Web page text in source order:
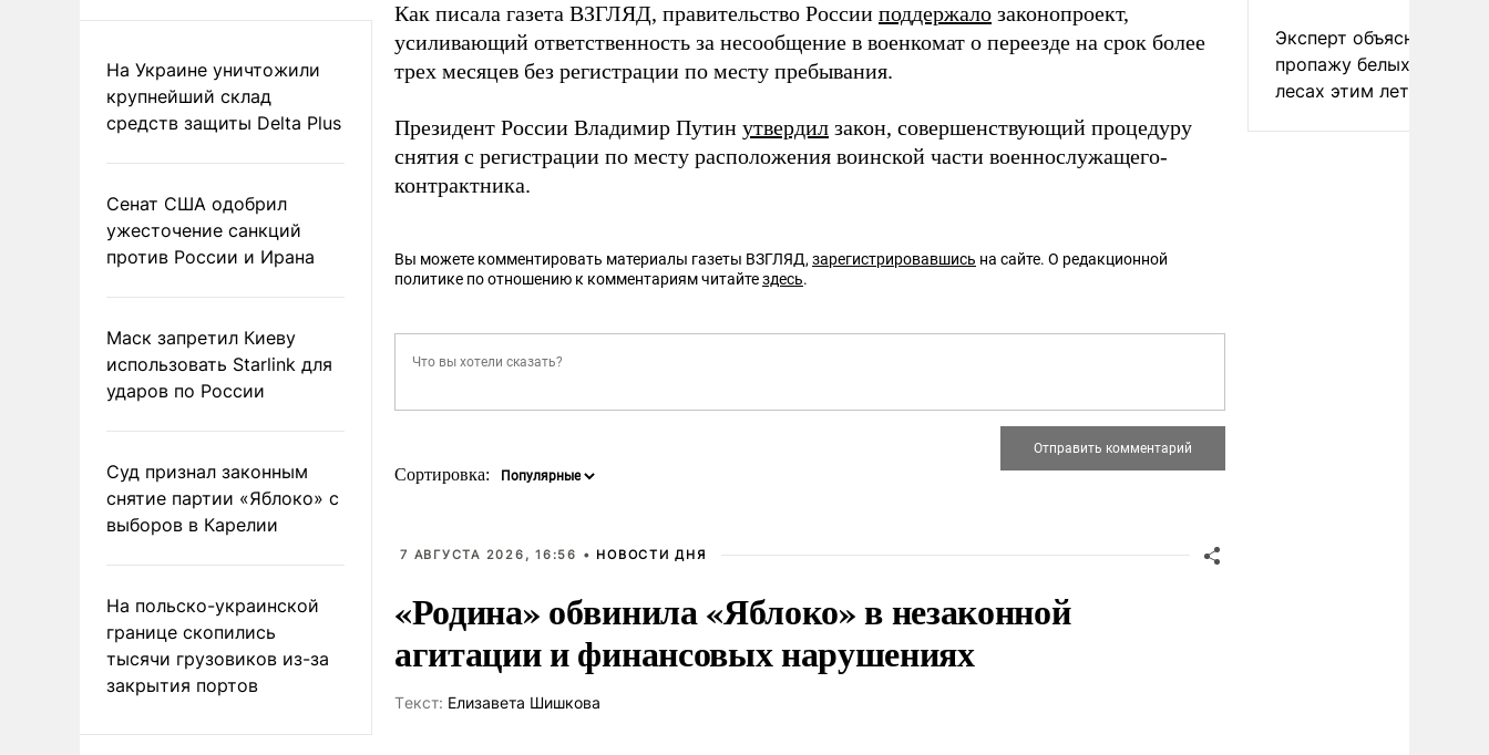
На Украине уничтожили
крупнейший склад
средств защиты Delta Plus
Сенат США одобрил
ужесточение санкций
против России и Ирана
Маск запретил Киеву
использовать Starlink для
ударов по России
Суд признал законным
снятие партии «Яблоко» с
выборов в Карелии
На польско-украинской
границе скопились
тысячи грузовиков из-за
закрытия портов
Как писала газета ВЗГЛЯД, правительство России поддержало законопроект,
усиливающий ответственность за несообщение в военкомат о переезде на срок более
трех месяцев без регистрации по месту пребывания.
Президент России Владимир Путин утвердил закон, совершенствующий процедуру
снятия с регистрации по месту расположения воинской части военнослужащего-
контрактника.
Вы можете комментировать материалы газеты ВЗГЛЯД, зарегистрировавшись на сайте. О редакционной
политике по отношению к комментариям читайтездесь.
Сортировка:
7 АВГУСТА 2026, 16:56 • НОВОСТИ ДНЯ
«Родина» обвинила «Яблоко» в незаконной
агитации и финансовых нарушениях
Tекст: Елизавета Шишкова
Эксперт объяснил
пропажу белых грибов
лесах этим летом